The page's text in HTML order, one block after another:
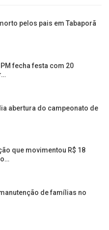
pelos pais em Tabaporã
fecha festa com 20
abertura do campeonato de
que movimentou R$ 18
de famílias no